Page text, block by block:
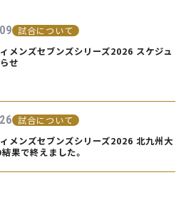
試合について
メンズセブンズシリーズ2026 スケジュ
せ
試合について
メンズセブンズシリーズ2026 北九州大
果で終えました。